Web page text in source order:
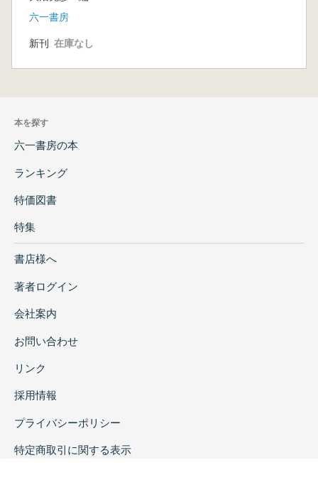
六一書房
新刊 在庫なし
本を探す
六一書房の本
ランキング
特価図書
特集
書店様へ
著者ログイン
会社案内
お問い合わせ
リンク
採用情報
プライバシーポリシー
特定商取引に関する表示